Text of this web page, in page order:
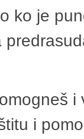
ko je
i